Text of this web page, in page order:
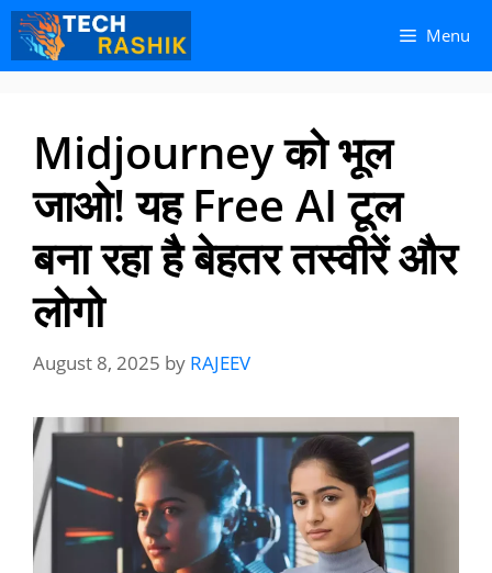
Skip
content
Skip
content
Menu
Midjourney को भूल
जाओ! यह Free AI टूल
बना रहा है बेहतर तस्वीरें और
लोगो
August 8, 2025 by RAJEEV